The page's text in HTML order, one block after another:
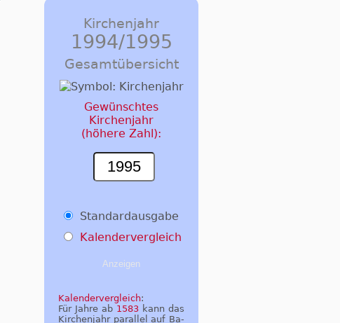
Kirchenjahr
1994/1995
Gesamtübersicht
Gewünschtes
Kirchenjahr
(höhere Zahl):
Standardausgabe
Kalendervergleich
Kalendervergleich:
Für Jahre ab 1583 kann das
Kir­chen­jahr pa­r­al­lel auf Ba­